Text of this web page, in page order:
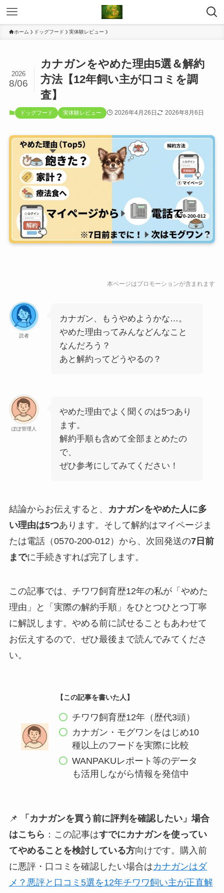
ホーム ドッグフード 実体験レビュー
カナガンをやめた理由5選＆解約
方法【12年飼い主が口コミを調
査】
2026
8/06
ドッグフード 実体験レビュー 2026年4月26日 2026年8月6日
本ページはプロモーションが含まれます
読者
カナガン、もうやめようかな…。
やめた理由ってみんなどんなこと
なんだろう？
あと解約ってどうやるの？
ぽぽ管理人
やめた理由でよく聞くのは5つあり
ます。
解約手順も含めて全部まとめたの
で、
ぜひ参考にしてみてください！
結論からお伝えすると、
カナガンをやめた人に多
い理由は5つあります。そして解約はマイページま
たは電話（0570-200-012）から、次回発送の7日前
までに手続きすれば完了します。
この記事では、チワワ飼育歴12年の私が「やめた
理由」と「実際の解約手順」をひとつひとつ丁寧
に解説します。やめる前に試せることもあわせて
お伝えするので、ぜひ最後まで読んでみてくださ
い。
【この記事を書いた人】
チワワ飼育歴12年（歴代3頭）
カナガン・モグワンをはじめ10
種以上のフードを実際に比較
WANPAKUレポート等のデータ
も活用しながら情報を発信中
📌
「カナガンを買う前に評判を確認したい」場合
はこちら ：この記事はすでにカナガンを使ってい
てやめることを検討している方向けです。購入前
に悪評・口コミを確認したい場合はカナガンはダ
メ？悪評と口コミ5選を12年チワワ飼い主が正直解